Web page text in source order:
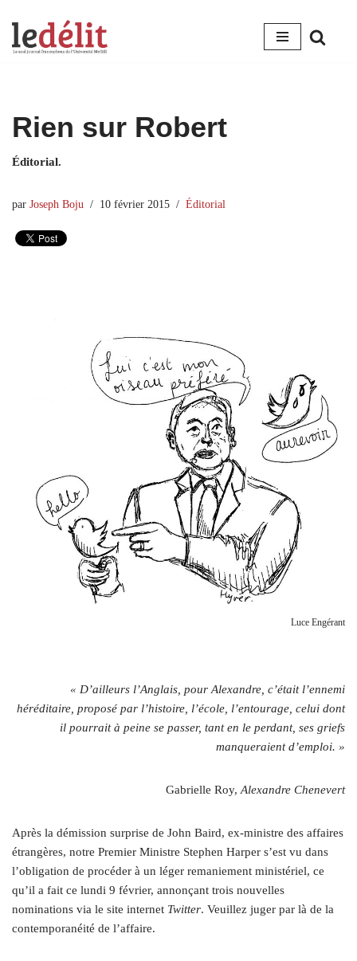
Aller
Rien sur Robert
Éditorial.
par Joseph Boju 10 février 2015 Éditorial
Luce Engérant
« D’ailleurs l’Anglais, pour Alexandre, c’était l’ennemi
héréditaire, proposé par l’histoire, l’école, l’entourage, celui dont
il pourrait à peine se passer, tant en le perdant, ses griefs
manqueraient d’emploi. »
Gabrielle Roy, Alexandre Chenevert
Après la démission surprise de John Baird, ex-ministre des affaires
étrangères, notre Premier Ministre Stephen Harper s’est vu dans
l’obligation de procéder à un léger remaniement ministériel, ce
qu’il a fait ce lundi 9 février, annonçant trois nouvelles
nominations via le site internet Twitter. Veuillez juger par là de la
contemporanéité de l’affaire.